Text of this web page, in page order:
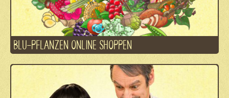
BLU-PFLANZEN ONLINE SHOPPEN